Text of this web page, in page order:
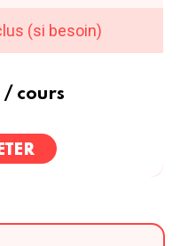
(si besoin)
/ cours